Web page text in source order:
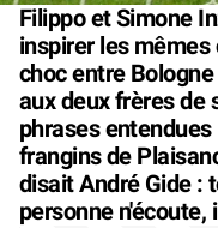
Filippo et Simone
inspirer les
choc entre
aux deux frères de
phrases
frangins de
disait André Gide :
personne